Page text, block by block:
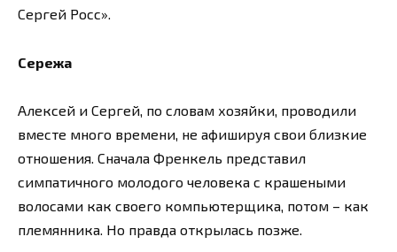
Сергей Росс».
Сережа
Алексей и Сергей, по словам хозяйки, проводили
вместе много времени, не афишируя свои близкие
отношения. Сначала Френкель представил
симпатичного молодого человека с крашеными
волосами как своего компьютерщика, потом – как
племянника. Но правда открылась позже.